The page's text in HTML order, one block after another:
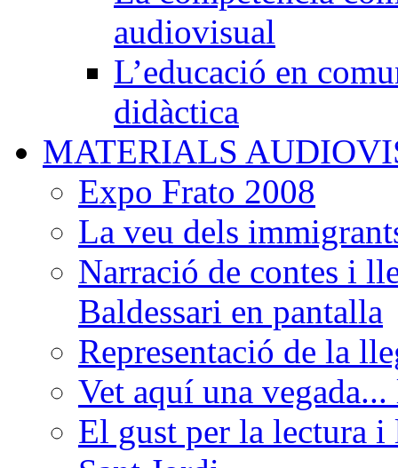
audiovisual
L’educació en
didàctica
MATERIALS
Expo Frato 2008
La veu dels
Narració de contes i
Baldessari en pantalla
Representació de la
Vet aquí una
El gust per la lectura i